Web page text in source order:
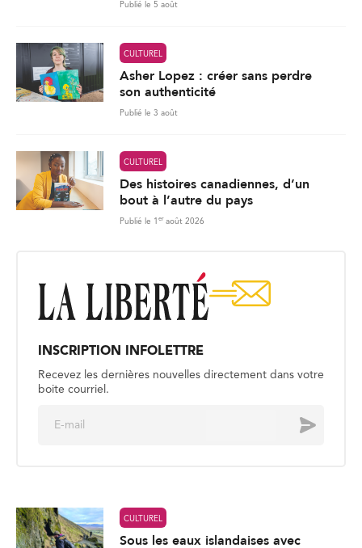
Publié le 5 août
CULTUREL
Asher Lopez : créer sans perdre
son authenticité
Publié le 3 août
CULTUREL
Des histoires canadiennes, d’un
bout à l’autre du pays
Publié le 1 er août 2026
INSCRIPTION INFOLETTRE
Recevez les dernières nouvelles directement dans votre
boite courriel.
Envoyer
CULTUREL
Sous les eaux islandaises avec